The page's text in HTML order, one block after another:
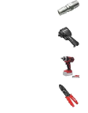
facebook
line